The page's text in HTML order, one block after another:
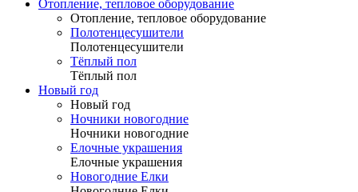
Отопление, тепловое оборудование
Отопление, тепловое оборудование
Полотенцесушители
Полотенцесушители
Тёплый пол
Тёплый пол
Новый год
Новый год
Ночники новогодние
Ночники новогодние
Елочные украшения
Елочные украшения
Новогодние Елки